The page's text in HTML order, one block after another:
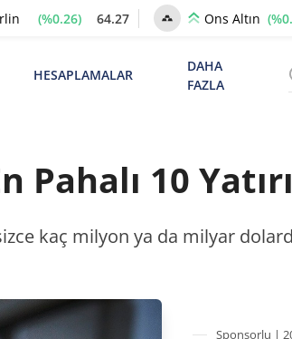
(%0.26) 64.27 Ons Altın
HESAPLAMALAR
DAHA
FAZLA
Pahalı 10
kaç milyon ya da milyar
Sponsorlu |